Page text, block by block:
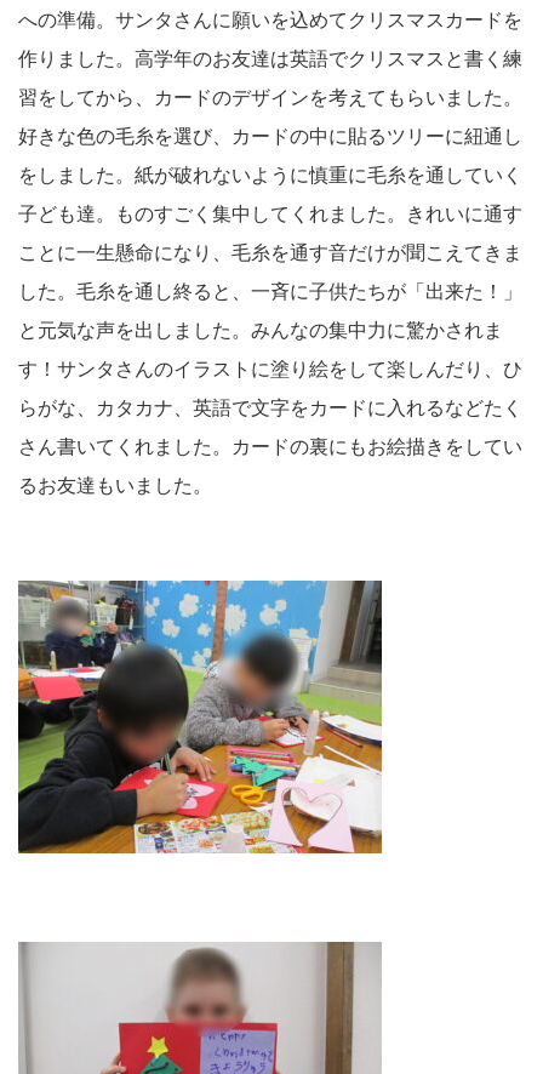
への準備。サンタさんに願いを込めてクリスマスカードを
作りました。高学年のお友達は英語でクリスマスと書く練
習をしてから、カードのデザインを考えてもらいました。
好きな色の毛糸を選び、カードの中に貼るツリーに紐通し
をしました。紙が破れないように慎重に毛糸を通していく
子ども達。ものすごく集中してくれました。きれいに通す
ことに一生懸命になり、毛糸を通す音だけが聞こえてきま
した。毛糸を通し終ると、一斉に子供たちが「出来た！」
と元気な声を出しました。みんなの集中力に驚かされま
す！サンタさんのイラストに塗り絵をして楽しんだり、ひ
らがな、カタカナ、英語で文字をカードに入れるなどたく
さん書いてくれました。カードの裏にもお絵描きをしてい
るお友達もいました。